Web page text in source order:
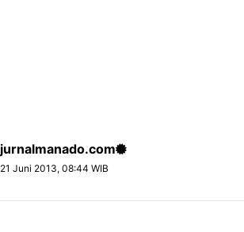
jurnalmanado.com
21 Juni 2013, 08:44 WIB